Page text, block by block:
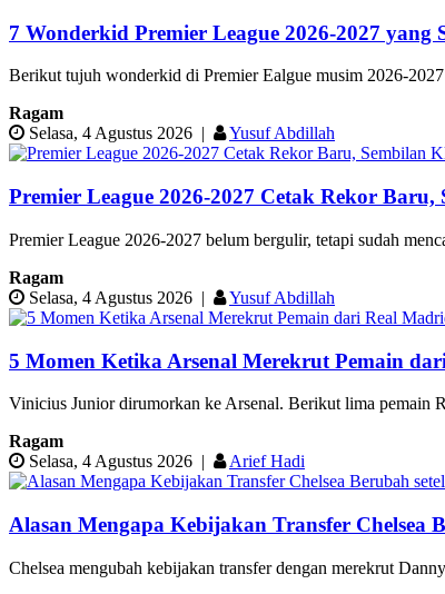
7 Wonderkid Premier League 2026-2027
Berikut tujuh wonderkid di Premier Ealgue musim 2026-
Ragam
Selasa, 4 Agustus 2026 | Yusuf Abdillah
Premier League 2026-2027 Cetak Rekor
Premier League 2026-2027 belum bergulir, tetapi sudah
Ragam
Selasa, 4 Agustus 2026 | Yusuf Abdillah
5 Momen Ketika Arsenal Merekrut Pemain
Vinicius Junior dirumorkan ke Arsenal. Berikut lima pemain
Ragam
Selasa, 4 Agustus 2026 | Arief Hadi
Alasan Mengapa Kebijakan Transfer Chelsea
Chelsea mengubah kebijakan transfer dengan merekrut